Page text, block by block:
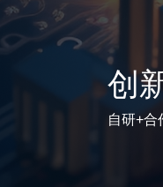
创
自研+